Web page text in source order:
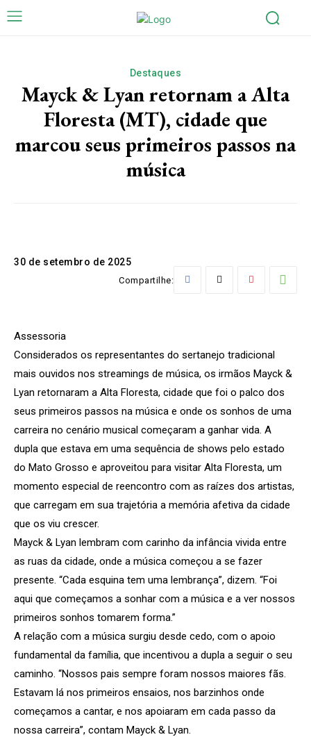
Destaques
Mayck & Lyan retornam a Alta
Floresta (MT), cidade que
marcou seus primeiros passos na
música
30 de setembro de 2025
Compartilhe:
Assessoria
Considerados os representantes do sertanejo tradicional
mais ouvidos nos streamings de música, os irmãos Mayck &
Lyan retornaram a Alta Floresta, cidade que foi o palco dos
seus primeiros passos na música e onde os sonhos de uma
carreira no cenário musical começaram a ganhar vida. A
dupla que estava em uma sequência de shows pelo estado
do Mato Grosso e aproveitou para visitar Alta Floresta, um
momento especial de reencontro com as raízes dos artistas,
que carregam em sua trajetória a memória afetiva da cidade
que os viu crescer.
Mayck & Lyan lembram com carinho da infância vivida entre
as ruas da cidade, onde a música começou a se fazer
presente. “Cada esquina tem uma lembrança”, dizem. “Foi
aqui que começamos a sonhar com a música e a ver nossos
primeiros sonhos tomarem forma.”
A relação com a música surgiu desde cedo, com o apoio
fundamental da família, que incentivou a dupla a seguir o seu
caminho. “Nossos pais sempre foram nossos maiores fãs.
Estavam lá nos primeiros ensaios, nos barzinhos onde
começamos a cantar, e nos apoiaram em cada passo da
nossa carreira”, contam Mayck & Lyan.